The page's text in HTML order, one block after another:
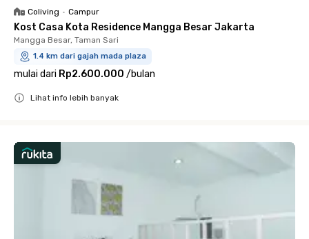
Coliving • Campur
Kost Casa Kota Residence Mangga Besar Jakarta
Mangga Besar, Taman Sari
1.4 km dari gajah mada plaza
mulai dari Rp2.600.000 /bulan
Lihat info lebih banyak